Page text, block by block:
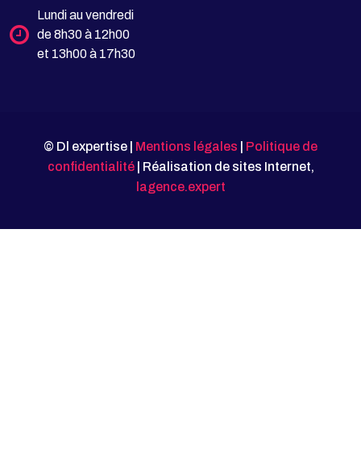
Lundi au vendredi
de 8h30 à 12h00
et 13h00 à 17h30
© Dl expertise | Mentions légales
Politique de
confidentialité| Réalisation de sites Internet,
lagence.expert